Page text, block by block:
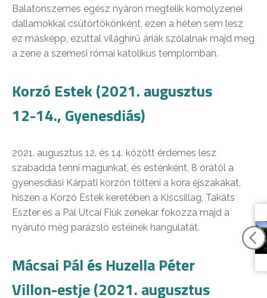
Balatonszemes egész nyáron megtelik komolyzenei
dallamokkal csütörtökönként, ezen a héten sem lesz
ez másképp, ezúttal világhírű áriák szólalnak majd meg
a zene a szemesi római katolikus templomban.
Korzó Estek (2021. augusztus
12-14., Gyenesdiás)
2021. augusztus 12. és 14. között érdemes lesz
szabaddá tenni magunkat, és esténként, 8 órától a
gyenesdiási Kárpáti korzón tölteni a kora éjszakákat,
hiszen a Korzó Estek keretében a Kiscsillag, Takáts
Eszter és a Pál Utcai Fiúk zenekar fokozza majd a
nyárutó még parázsló estéinek hangulatát.
Mácsai Pál és Huzella Péter
Villon-estje (2021. augusztus